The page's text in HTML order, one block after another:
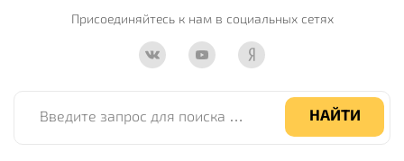
Присоединяйтесь к намв социальных сетях
НАЙТИ